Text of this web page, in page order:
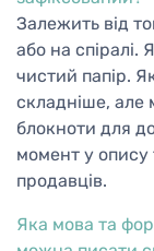
Залежить від
або на спіралі.
чистий папір.
складніше, але
блокноти для
момент у опису
продавців.
Яка мова та